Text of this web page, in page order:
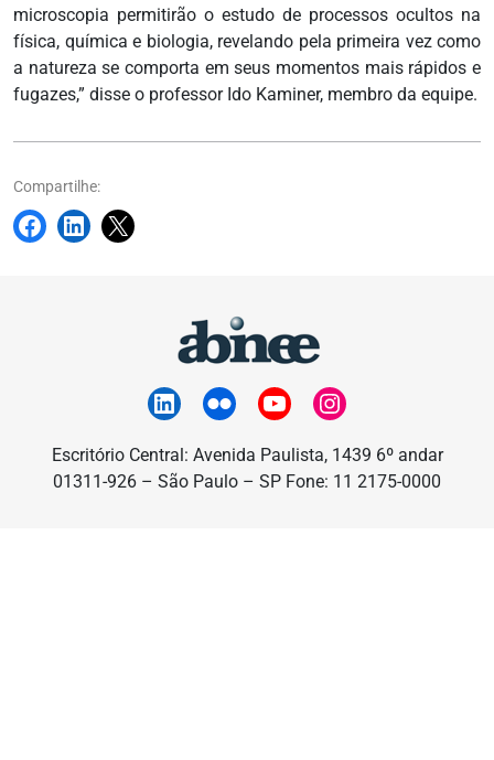
microscopia permitirão o estudo de processos ocultos na
física, química e biologia, revelando pela primeira vez como
a natureza se comporta em seus momentos mais rápidos e
fugazes,” disse o professor Ido Kaminer, membro da equipe.
Compartilhe:
Escritório Central: Avenida Paulista, 1439 6º andar
01311-926 – São Paulo – SP Fone: 11 2175-0000